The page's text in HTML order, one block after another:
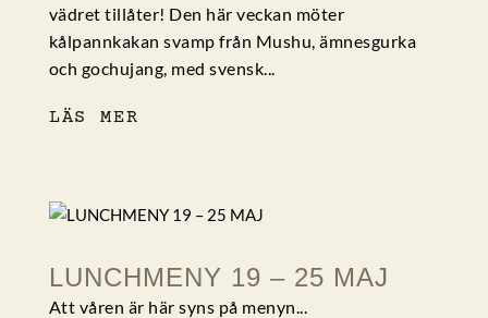
vädret tillåter! Den här veckan möter
kålpannkakan svamp från Mushu, ämnesgurka
och gochujang, med svensk...
LÄS MER
LUNCHMENY 19 – 25 MAJ
Att våren är här syns på menyn...